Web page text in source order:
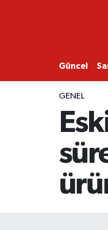
Güncel
GENEL
SAMSUN
SAMSUNSPOR
EKONOMİ